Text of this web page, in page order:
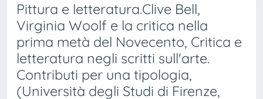
Pittura e letteratura.Clive Bell,
Virginia Woolf e la critica nella
prima metà del Novecento, Critica e
letteratura negli scritti sull'arte.
Contributi per una tipologia,
(Università degli Studi di Firenze,